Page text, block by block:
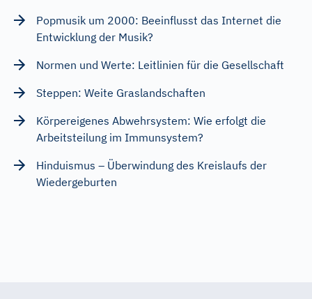
Popmusik um 2000: Beeinflusst das Internet die
Entwicklung der Musik?
Normen und Werte: Leitlinien für die Gesellschaft
Steppen: Weite Graslandschaften
Körpereigenes Abwehrsystem: Wie erfolgt die
Arbeitsteilung im Immunsystem?
Hinduismus – Überwindung des Kreislaufs der
Wiedergeburten